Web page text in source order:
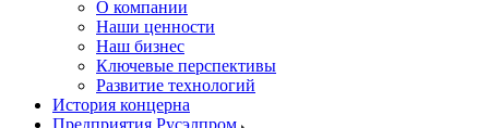
О компании
Наши ценности
Наш бизнес
Ключевые перспективы
Развитие технологий
История концерна
Предприятия Русэлпром